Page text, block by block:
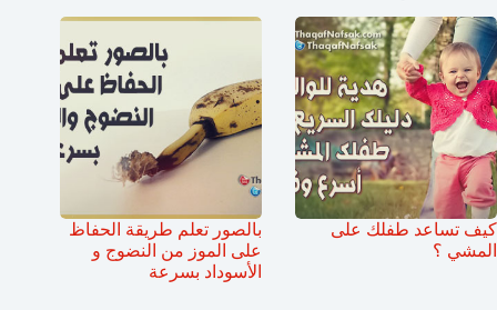
كيف تساعد طفلك على
المشي ؟
بالصور تعلم طريقة الحفاظ
على الموز من النضوج و
الأسوداد بسرعة